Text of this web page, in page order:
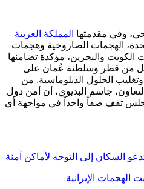
وفي مقدمتها المملكة العربية
، الهجمات الصاروخية وهجمات
الكويت والبحرين، مؤكدة تضامنها
من قطر وسلطنة عُمان على
وتغليب الحلول الدبلوماسية. من
جاسم البديوي، أن أمن دول
تقف صفاً واحداً في مواجهة أي
السكان إلى التوجه لأماكن آمنة
الهجمات الإيرانية